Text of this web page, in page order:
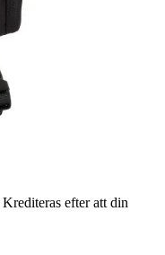
Krediteras efter att din